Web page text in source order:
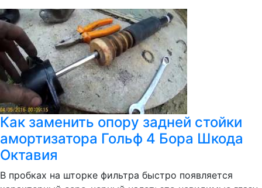
Как заменить опору задней стойки
амортизатора Гольф 4 Бора Шкода
Октавия
В пробках на шторке фильтра быстро появляется